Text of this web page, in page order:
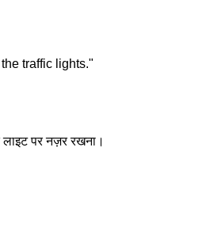
traffic lights."
पर नज़र रखना।